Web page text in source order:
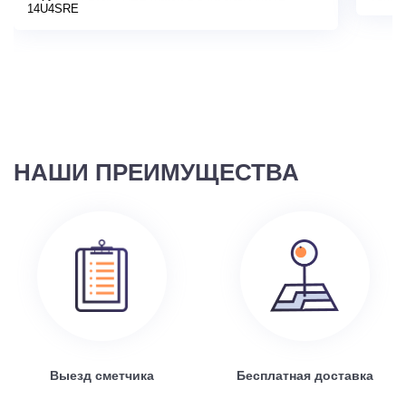
14U4SRE
НАШИ ПРЕИМУЩЕСТВА
Выезд сметчика Бесплатная доставка